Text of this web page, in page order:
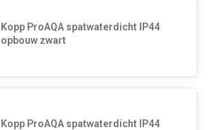
Kopp ProAQA spatwaterdicht IP44
opbouw zwart
Kopp ProAQA spatwaterdicht IP44